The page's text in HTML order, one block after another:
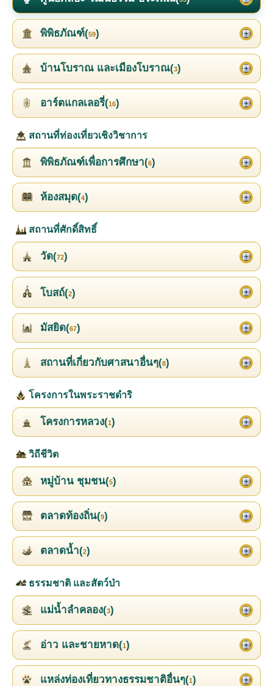
พิพิธภัณฑ์(59)
บ้านโบราณ และเมืองโบราณ(3)
อาร์ตแกลเลอรี่(16)
สถานที่ท่องเที่ยวเชิงวิชาการ
พิพิธภัณฑ์เพื่อการศึกษา(6)
ห้องสมุด(4)
สถานที่ศักดิ์สิทธิ์
วัด(72)
โบสถ์(2)
มัสยิด(67)
สถานที่เกี่ยวกับศาสนาอื่นๆ(8)
โครงการในพระราชดำริ
โครงการหลวง(1)
วิถีชีวิต
หมู่บ้าน ชุมชน(5)
ตลาดท้องถิ่น(9)
ตลาดน้ำ(2)
ธรรมชาติ และสัตว์ป่า
แม่น้ำลำคลอง(3)
อ่าว และชายหาด(1)
แหล่งท่องเที่ยวทางธรรมชาติอื่นๆ(1)